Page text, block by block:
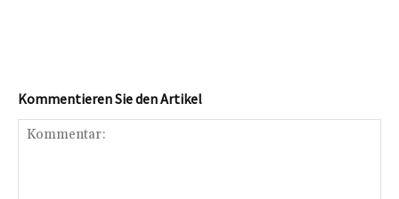
Kommentieren Sie den Artikel